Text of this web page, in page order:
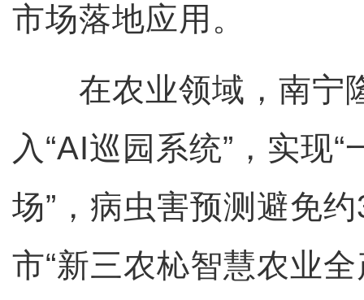
市场落地应用。
在农业领域，南宁
入“AI巡园系统”，实现
场”，病虫害预测避免
市“新三农杺智慧农业